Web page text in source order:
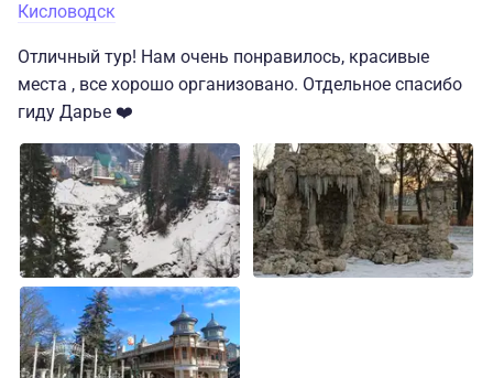
Кисловодск
Отличный тур! Нам очень понравилось, красивые
места , все хорошо организовано. Отдельное спасибо
гиду Дарье ❤️